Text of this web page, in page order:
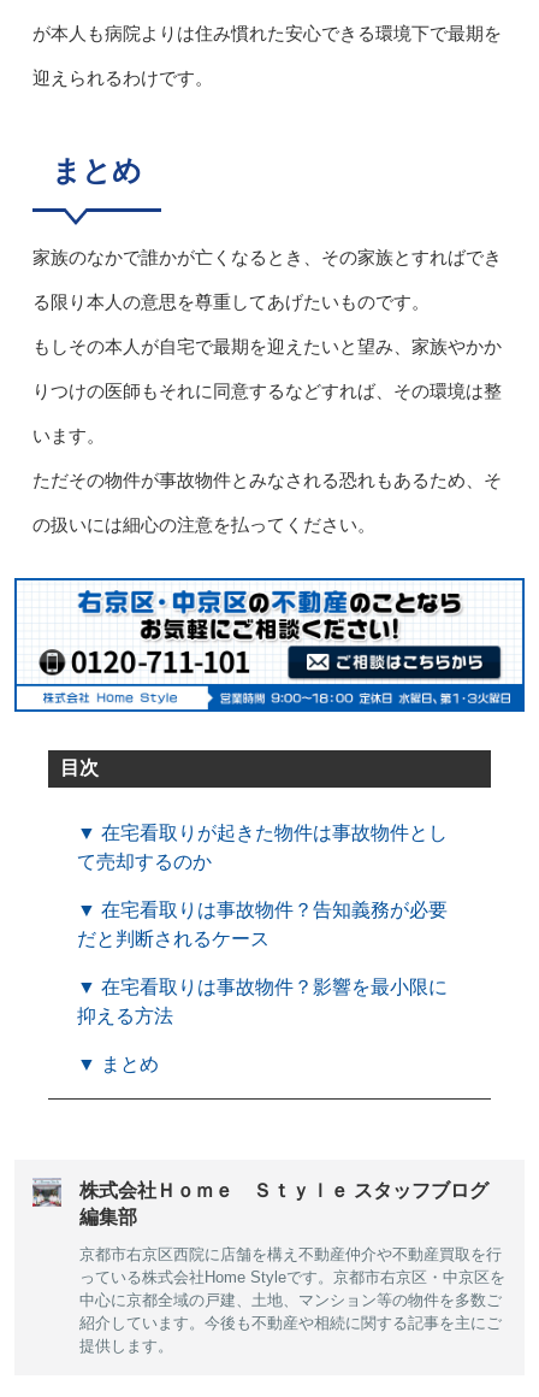
が本人も病院よりは住み慣れた安心できる環境下で最期を
迎えられるわけです。
まとめ
家族のなかで誰かが亡くなるとき、その家族とすればでき
る限り本人の意思を尊重してあげたいものです。
もしその本人が自宅で最期を迎えたいと望み、家族やかか
りつけの医師もそれに同意するなどすれば、その環境は整
います。
ただその物件が事故物件とみなされる恐れもあるため、そ
の扱いには細心の注意を払ってください。
目次
▼ 在宅看取りが起きた物件は事故物件とし
て売却するのか
▼ 在宅看取りは事故物件？告知義務が必要
だと判断されるケース
▼ 在宅看取りは事故物件？影響を最小限に
抑える方法
▼ まとめ
株式会社Ｈｏｍｅ Ｓｔｙｌｅ スタッフブログ
編集部
京都市右京区西院に店舗を構え不動産仲介や不動産買取を行
っている株式会社Home Styleです。京都市右京区・中京区を
中心に京都全域の戸建、土地、マンション等の物件を多数ご
紹介しています。今後も不動産や相続に関する記事を主にご
提供します。